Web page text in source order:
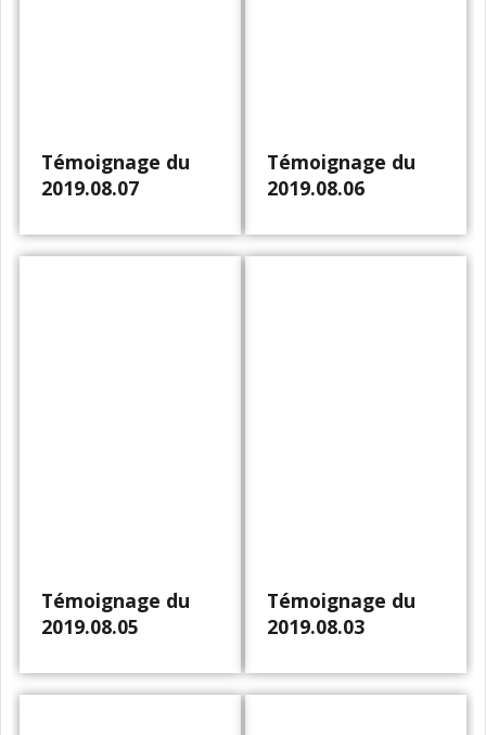
Témoignage du
2019.08.07
Témoignage du
2019.08.06
Témoignage du
2019.08.05
Témoignage du
2019.08.03